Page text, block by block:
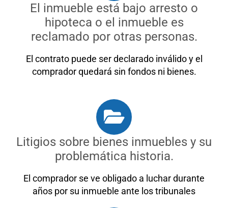
El inmueble está bajo arresto o
hipoteca o el inmueble es
reclamado por otras personas.
El contrato puede ser declarado inválido y el
comprador quedará sin fondos ni bienes.
Litigios sobre bienes inmuebles y su
problemática historia.
El comprador se ve obligado a luchar durante
años por su inmueble ante los tribunales